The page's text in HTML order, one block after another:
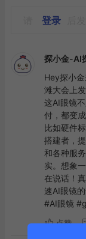
登录
探小金-AI
Hey探小
滩大会上
这AI眼镜
付，都变
比如硬件
搭建者，
和各种服
实。想象
在说话！
速AI眼镜
#AI眼镜
点赞